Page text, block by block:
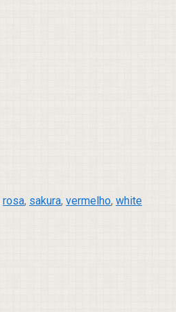
rosa, sakura, vermelho, white